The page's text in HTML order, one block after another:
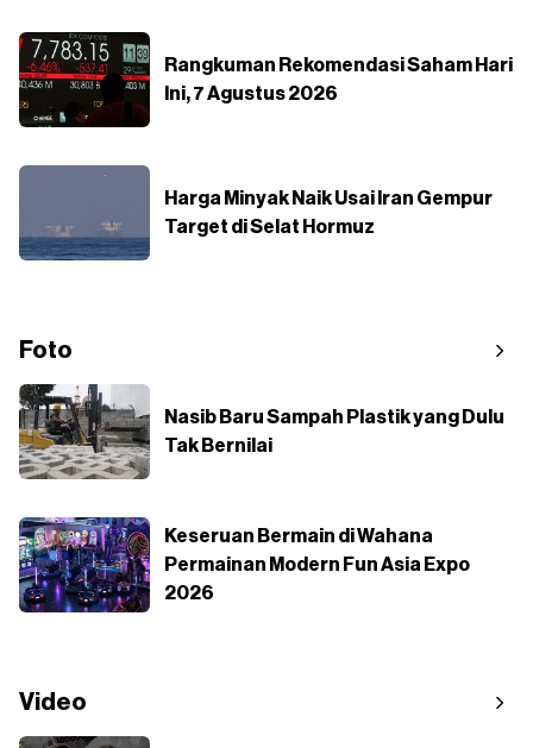
Rangkuman Rekomendasi Saham Hari
Ini, 7 Agustus 2026
Harga Minyak Naik Usai Iran Gempur
Target di Selat Hormuz
Foto
Nasib Baru Sampah Plastik yang Dulu
Tak Bernilai
Keseruan Bermain di Wahana
Permainan Modern Fun Asia Expo
2026
Video